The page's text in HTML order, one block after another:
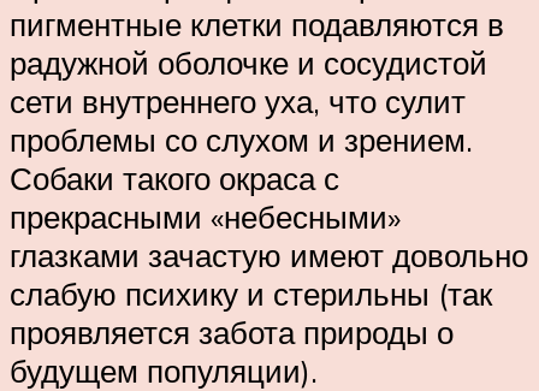
пигментные клетки подавляются в
радужной оболочке и сосудистой
сети внутреннего уха, что сулит
проблемы со слухом и зрением.
Собаки такого окраса с
прекрасными «небесными»
глазками зачастую имеют довольно
слабую психику и стерильны (так
проявляется забота природы о
будущем популяции).